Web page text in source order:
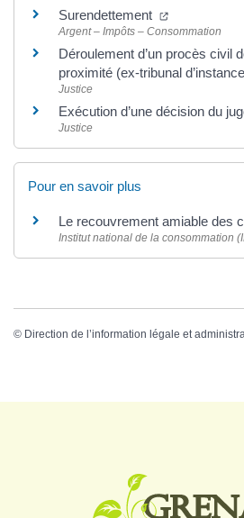
Surendettement
Argent – Impôts – Consommation
Déroulement d’un procès civil
proximité (ex-tribunal
Justice
Exécution d’une décision du
Justice
Pour en savoir plus
Le recouvrement amiable des
Institut national de la consommation
© Direction de l’information légale et